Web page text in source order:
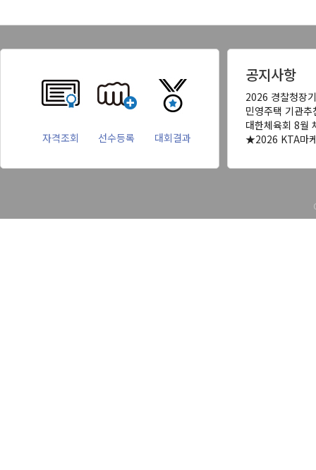
자격조회 선수등록 대회결과
공지사항
2026 경찰청장
민영주택 기관
대한체육회 8월
★2026 KTA마